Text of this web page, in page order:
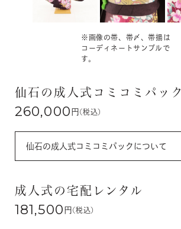
※画像の帯、帯〆、帯揚は
コーディネートサンプルで
す。
仙石の成人式コミコミパック
260,000 円 (税込)
仙石の成人式コミコミパックについて
成人式の宅配レンタル
181,500 円 (税込)